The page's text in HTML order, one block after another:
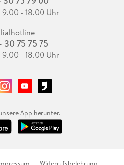
9.00 - 18.00 Uhr
30 75 75 75
9.00 - 18.00 Uhr
App herunter.
Widerrufsbelehrung